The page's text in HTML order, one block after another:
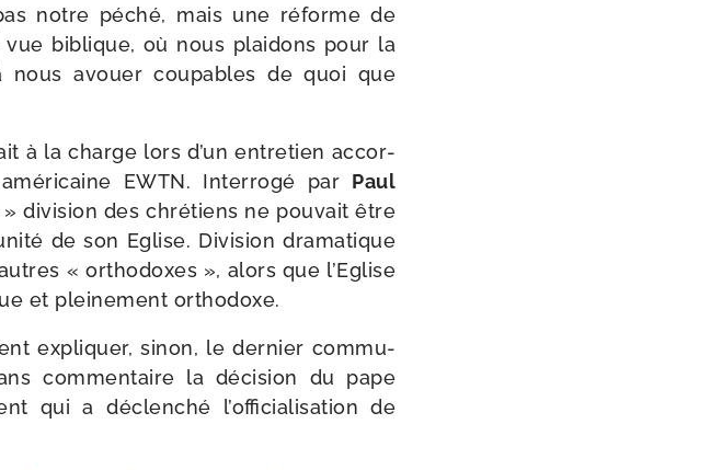
notre péché, mais une réforme de
biblique, où nous plai­dons pour la
nous avouer cou­pables de quoi que
à la charge lors d’un entre­tien accor­
EWTN. Interrogé par Paul
divi­sion des chré­tiens ne pou­vait être
de son Eglise. Division dra­ma­tique
« ortho­doxes », alors que l’Eglise
et plei­ne­ment orthodoxe.
expli­quer, sinon, le der­nier com­mu­
com­men­taire la déci­sion du pape
qui a déclen­ché l’officialisation de